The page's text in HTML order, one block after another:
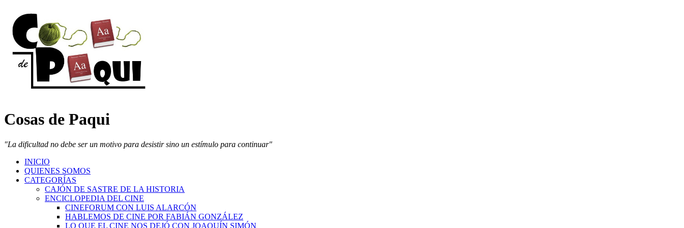
Cosas de Paqui
"La dificultad no debe ser un motivo para desistir sino un estímulo para continuar"
INICIO
QUIENES SOMOS
CATEGORÍAS
CAJÓN DE SASTRE DE LA HISTORIA
ENCICLOPEDIA DEL CINE
CINEFORUM CON LUIS ALARCÓN
HABLEMOS DE CINE POR FABIÁN GONZÁLEZ
LO QUE EL CINE NOS DEJÓ CON JOAQUÍN SIMÓN